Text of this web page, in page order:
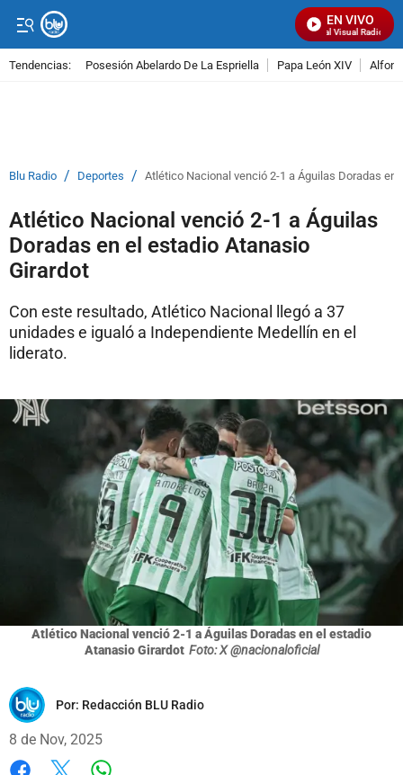
EN VIVO
Señal Visual Radio
Tendencias: Posesión Abelardo De La Espriella Papa León XIV
Blu Radio / Deportes / Atlético Nacional venció 2-1 a Águilas Doradas en
Atlético Nacional venció 2-1 a Águilas
Doradas en el estadio Atanasio
Girardot
Con este resultado, Atlético Nacional llegó a 37
unidades e igualó a Independiente Medellín en el
liderato.
Atlético Nacional venció 2-1 a Águilas Doradas en el estadio
Atanasio Girardot Foto: X @nacionaloficial
Por: Redacción BLU Radio
8 de Nov, 2025